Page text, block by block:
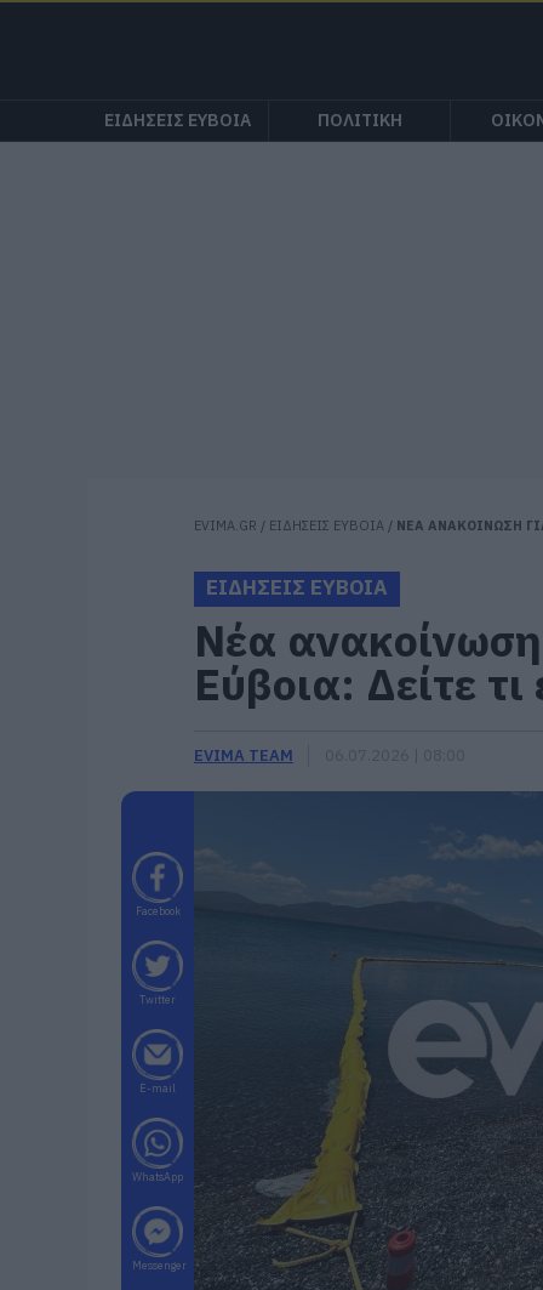
ΕΙΔΗΣΕΙΣ ΕΥΒΟΙΑ ΠΟΛΙΤΙΚΗ
EVIMA.GR / ΕΙΔΗΣΕΙΣ ΕΥΒΟΙΑ / ΝΕΑ ΑΝΑΚΟΙΝΩΣΗ
ΕΙΔΗΣΕΙΣ ΕΥΒΟΙΑ
Νέα ανακοίνωση
Εύβοια: Δείτε
EVIMA TEAM
Facebook
Twitter
E-mail
WhatsApp
Messenger